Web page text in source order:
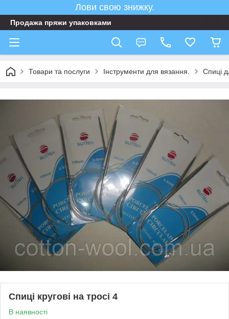
Лови свою знижку.
Продажа пряжи упаковками
Товари та послуги Інструменти для вязання. Спиці
Спиці кругові на тросі 4
В наявності